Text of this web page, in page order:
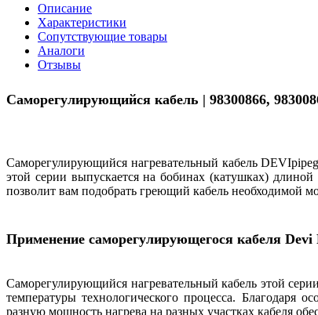
Описание
Характеристики
Сопутствующие товары
Аналоги
Отзывы
Саморегулирующийся кабель | 98300866,
Саморегулирующийся нагревательный кабель
этой серии выпускается на бобинах (катушках)
позволит вам подобрать греющий кабель необходимой
Применение саморегулирующегося кабеля Devi
Саморегулирующийся нагревательный кабель этой
температуры технологического процесса. Благодаря
разную мощность нагрева на разных участках кабеля